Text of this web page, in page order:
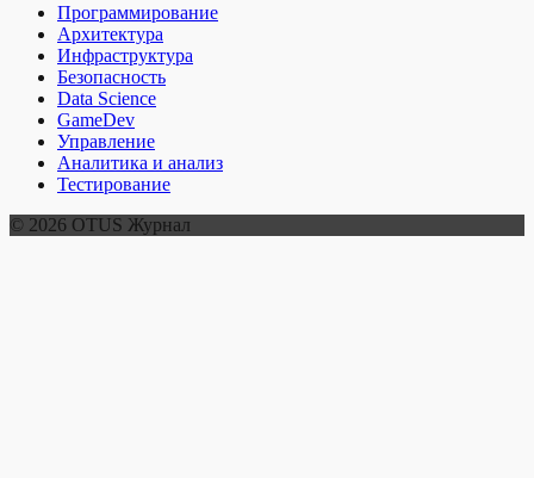
Программирование
Архитектура
Инфраструктура
Безопасность
Data Science
GameDev
Управление
Аналитика и анализ
Тестирование
© 2026 OTUS Журнал